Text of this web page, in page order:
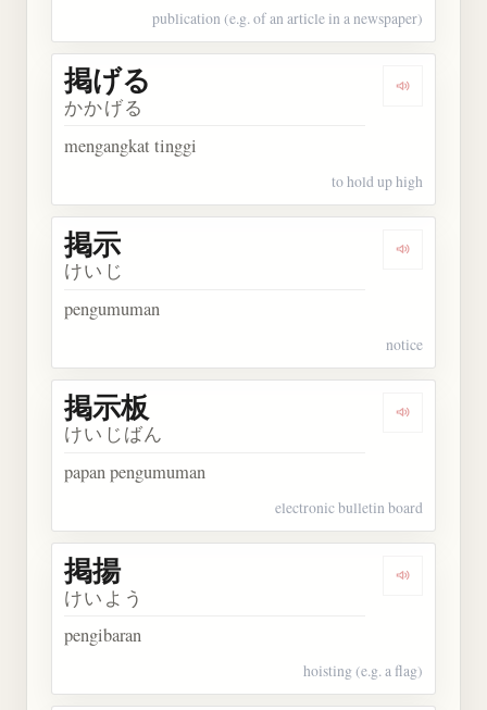
publication (e.g. of an article in a newspaper)
Dengarkan
掲げる
かかげる
mengangkat tinggi
to hold up high
Dengarkan
掲示
けいじ
pengumuman
notice
Dengarkan
掲示板
けいじばん
papan pengumuman
electronic bulletin board
Dengarkan
掲揚
けいよう
pengibaran
hoisting (e.g. a flag)